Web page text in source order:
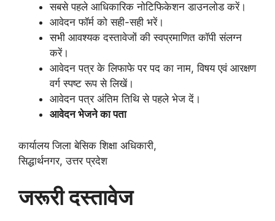
सबसे पहले आधिकारिक नोटिफिकेशन डाउनलोड करें।
आवेदन फॉर्म को सही-सही भरें।
सभी आवश्यक दस्तावेजों की स्वप्रमाणित कॉपी संलग्न
करें।
आवेदन पत्र के लिफाफे पर पद का नाम, विषय एवं आरक्षण
वर्ग स्पष्ट रूप से लिखें।
आवेदन पत्र अंतिम तिथि से पहले भेज दें।
आवेदन भेजने का पता
कार्यालय जिला बेसिक शिक्षा अधिकारी,
सिद्धार्थनगर, उत्तर प्रदेश
जरूरी दस्तावेज